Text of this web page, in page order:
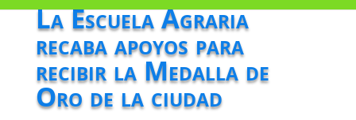
La Escuela Agraria
recaba apoyos para
recibir la Medalla de
Oro de la ciudad